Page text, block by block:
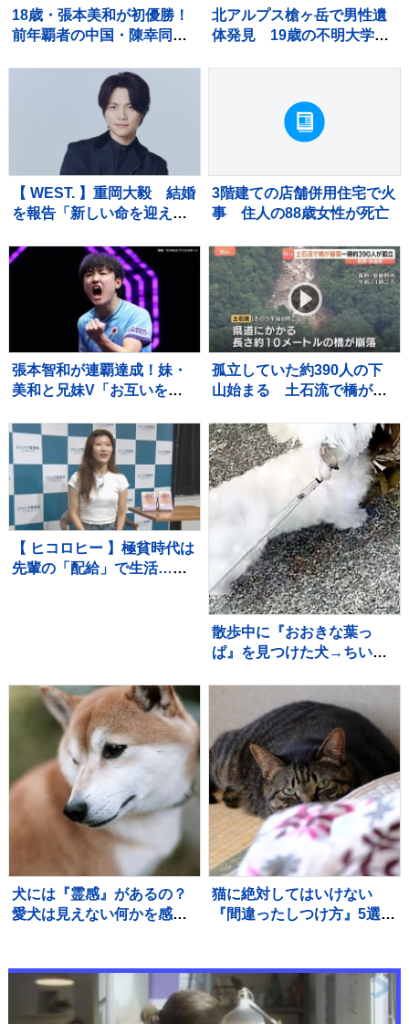
18歳・張本美和が初優勝！
前年覇者の中国・陳幸同に4
仕留めるぞって気持ちで」
【WTTチャンピオンズ横
北アルプス槍ヶ岳で男性遺
体発見 19歳の不明大学生
【 WEST. 】重岡大毅 結婚
を報告「新しい命を迎えま
生きていこうと、覚悟を新
たにしています」【 報告全
3階建ての店舗併用住宅で火
事 住人の88歳女性が死亡
張本智和が連覇達成！妹・
美和と兄妹V「お互いを信
のオ・ジュンソンに逆転勝
利【WTTチャンピオンズ横
浜】
孤立していた約390人の下
山始まる 土石流で橋が崩
プス燕岳の登山口 土石流
で配管壊れ約1600軒の旅
館・別荘に温泉のお湯供給
出来ず
【 ヒコロヒー 】極貧時代は
先輩の「配給」で生活…今
散歩中に『おおきな葉っ
ぱ』を見つけた犬→ちいさ
と8万再生「宝物見つけた
ね」「お土産かな」
犬には『霊感』があるの？
愛犬は見えない何かを感知
猫に絶対してはいけない
『間違ったしつけ方』5選